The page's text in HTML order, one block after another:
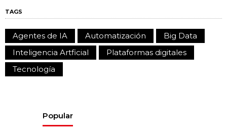
TAGS
Agentes de IA Automatización
Big Data
Inteligencia Artficial
Plataformas digitales
Tecnología
Popular